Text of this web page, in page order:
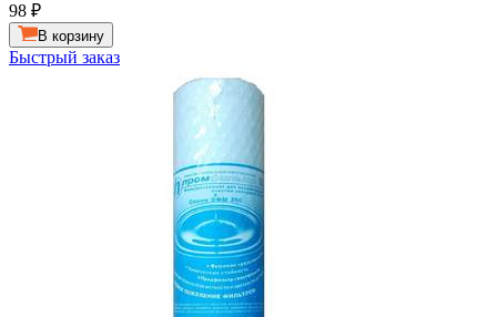
98 ₽
В корзину
Быстрый заказ